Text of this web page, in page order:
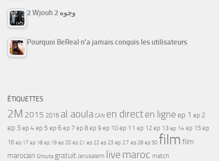
2 Wjouh 2 وجوه
Pourquoi BeReal n’a jamais conquis les utilisateurs
ÉTIQUETTES
2M 2015 2016 al aoula CAN en directen ligne ep 1 ep 2
ep 3ep 4ep 5 ep 6 ep 7 ep 8 ep 9 ep 10 ep 11 ep 12 ep 13 ep 14 ep 15 ep
16 ep 17 ep 18 ep 19 ep 20 ep 21 ep 22 ep 23 ep 27 ep 28 ep 30 film film
marocain Ghouta gratuit Jerusalem live maroc match